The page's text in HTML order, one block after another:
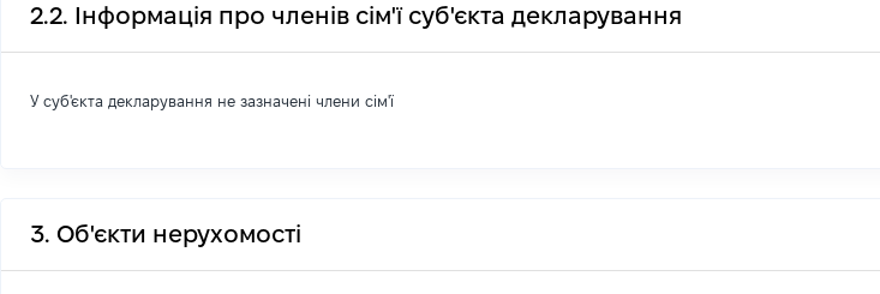
2.2. Інформація про членів сім'ї суб'єкта декларування
У суб'єкта декларування не зазначені члени сім'ї
3. Об'єкти нерухомості